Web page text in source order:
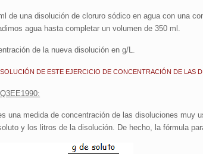
de una disolución de cloruro sódico en agua con una
agua hasta completar un volumen de 350 ml.
de la nueva disolución en g/L.
DE ESTE EJERCICIO DE CONCENTRACIÓN DE LAS
una medida de concentración de las disoluciones
y los litros de la disolución. De hecho, la fórmula